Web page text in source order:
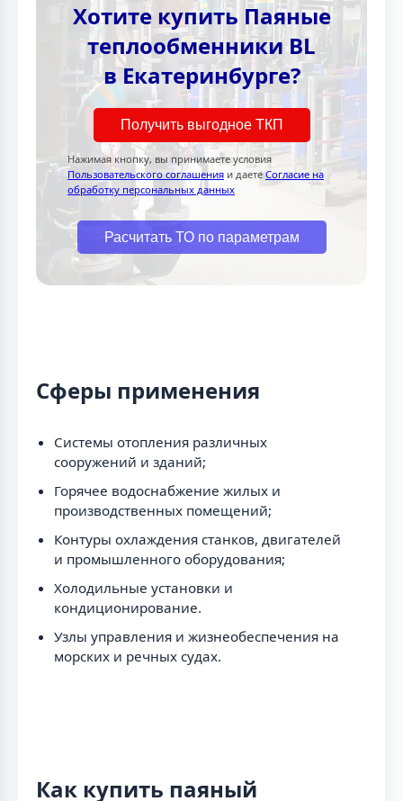
Хотите купить Паяные
теплообменники BL
в Екатеринбурге?
Получить выгодное ТКП
Нажимая кнопку, вы принимаете условия
Пользовательского соглашения и даетеСогласие на
обработку персональных данных
Расчитать ТО по параметрам
Сферы применения
Системы отопления различных
сооружений и зданий;
Горячее водоснабжение жилых и
производственных помещений;
Контуры охлаждения станков, двигателей
и промышленного оборудования;
Холодильные установки и
кондиционирование.
Узлы управления и жизнеобеспечения на
морских и речных судах.
Как купить паяный